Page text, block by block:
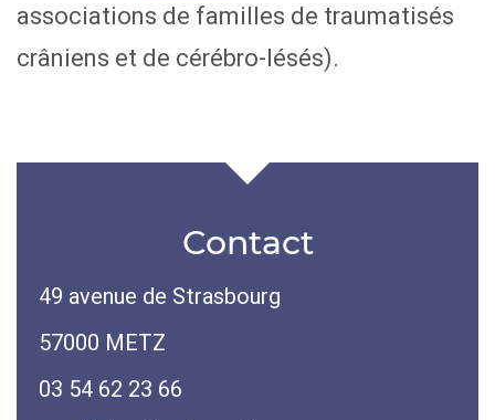
associations de familles de traumatisés
crâniens et de cérébro-lésés).
Contact
49 avenue de Strasbourg
57000 METZ
03 54 62 23 66